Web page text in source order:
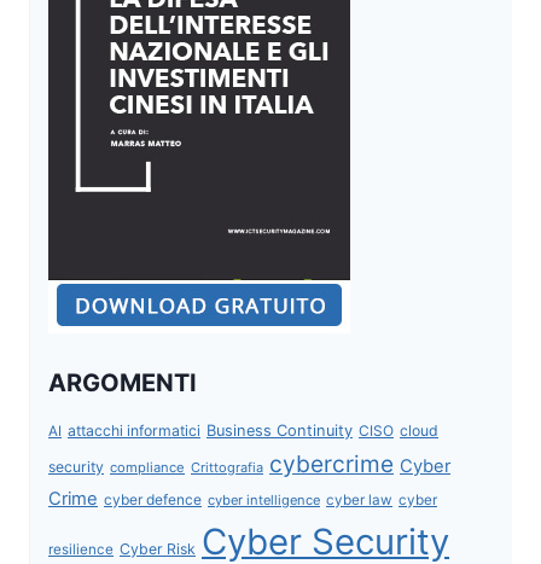
ARGOMENTI
AI attacchi informatici Business Continuity CISO cloud
security compliance Crittografia cybercrime Cyber
Crime cyber defence cyber intelligence cyber law cyber
resilience Cyber Risk Cyber Security